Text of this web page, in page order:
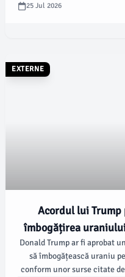
Reuters. Proiectul, intitulat
25 Jul 2026
EXTERNE
Acordul lui
îmbogățirea
Donald Trump ar fi aprobat
să îmbogățească uraniu
conform unor surse citate